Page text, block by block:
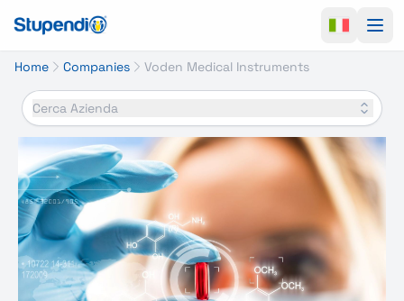
Home Companies Voden Medical Instruments
Cerca Azienda